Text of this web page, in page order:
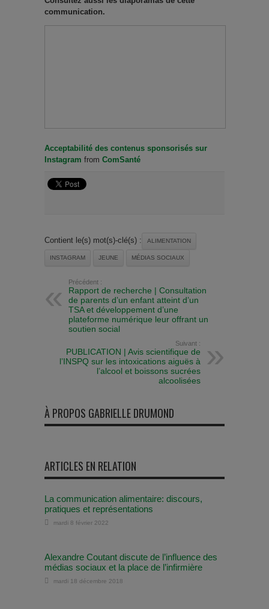
communication.
Acceptabilité des contenus sponsorisés sur
Instagram from ComSanté
Contient le(s) mot(s)-clé(s) : ALIMENTATION
INSTAGRAM JEUNE MÉDIAS SOCIAUX
Précédent :
Rapport de recherche | Consultation
de parents d’un enfant atteint d’un
TSA et développement d’une
plateforme numérique leur offrant un
soutien social
Suivant :
PUBLICATION | Avis scientifique de
l’INSPQ sur les intoxications aiguës à
l’alcool et boissons sucrées
alcoolisées
À PROPOS GABRIELLE DRUMOND
ARTICLES EN RELATION
La communication alimentaire: discours,
pratiques et représentations
mardi 8 février 2022
Alexandre Coutant discute de l’influence des
médias sociaux et la place de l’infirmière
mardi 18 décembre 2018